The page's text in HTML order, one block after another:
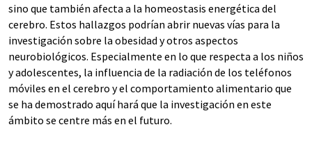
sino que también afecta a la homeostasis energética del
cerebro. Estos hallazgos podrían abrir nuevas vías para la
investigación sobre la obesidad y otros aspectos
neurobiológicos. Especialmente en lo que respecta a los niños
y adolescentes, la influencia de la radiación de los teléfonos
móviles en el cerebro y el comportamiento alimentario que
se ha demostrado aquí hará que la investigación en este
ámbito se centre más en el futuro.